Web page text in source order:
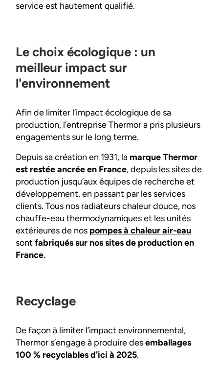
service est hautement qualifié.
Le choix écologique : un
meilleur impact sur
l'environnement
Afin de limiter l’impact écologique de sa
production, l’entreprise Thermor a pris plusieurs
engagements sur le long terme.
Depuis sa création en 1931, la marque Thermor
est restée ancrée en France, depuis les sites de
production jusqu’aux équipes de recherche et
développement, en passant par les services
clients. Tous nos radiateurs chaleur douce, nos
chauffe-eau thermodynamiques et les unités
extérieures de nos pompes à chaleur air-eau
sont fabriqués sur nos sites de production en
France.
Recyclage
De façon à limiter l’impact environnemental,
Thermor s’engage à produire desemballages
100 % recyclables d'ici à 2025.